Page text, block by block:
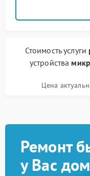
Стоимость услуги
устройства
Цена
Ремонт
у Вас